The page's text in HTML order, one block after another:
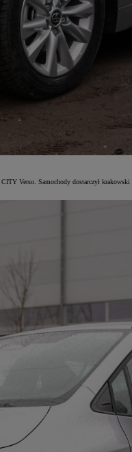
Verso. Samochody dostarczył